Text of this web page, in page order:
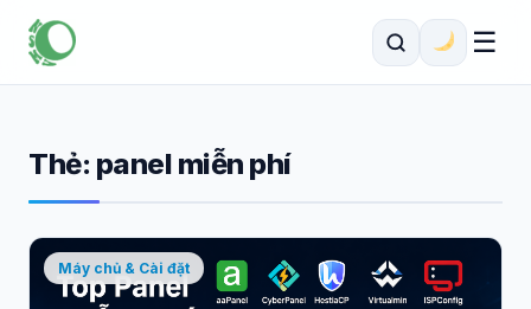
☰
Thẻ: panel miễn phí
Máy chủ & Cài đặt